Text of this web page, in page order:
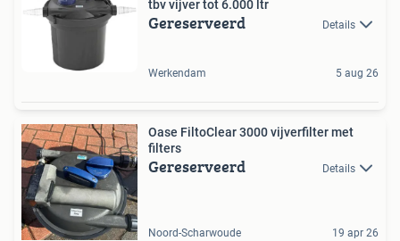
tbv vijver tot 6.000 ltr
Gereserveerd Details
Werkendam 5 aug 26
Oase FiltoClear 3000 vijverfilter met
filters
Gereserveerd Details
Noord-Scharwoude 19 apr 26